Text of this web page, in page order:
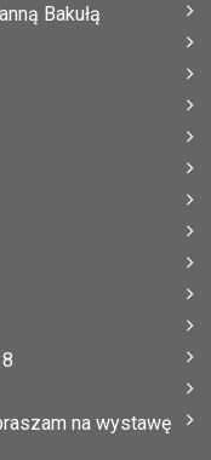
Bakułą
na wystawę